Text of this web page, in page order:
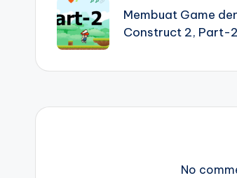
navigation
Membuat Game
Construct 2, Part-2
No